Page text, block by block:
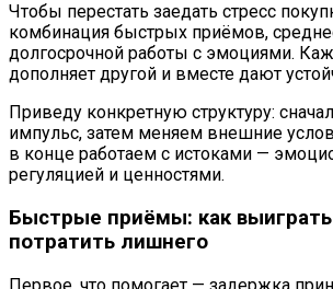
Чтобы перестать заедать стресс
комбинация быстрых приёмов,
долгосрочной работы с эмоциями.
дополняет другой и вместе дают
Приведу конкретную структуру:
импульс, затем меняем внешние
в конце работаем с истоками —
регуляцией и ценностями.
Быстрые приёмы: как
потратить лишнего